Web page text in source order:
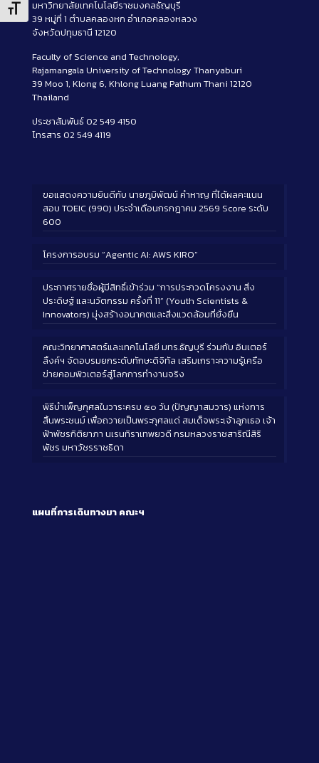
Toggle Font size
มหาวิทยาลัยเทคโนโลยีราชมงคลธัญบุรี
39 หมู่ที่ 1 ตำบลคลองหก อำเภอคลองหลวง
จังหวัดปทุมธานี 12120
Faculty of Science and Technology,
Rajamangala University of Technology Thanyaburi
39 Moo 1, Klong 6, Khlong Luang Pathum Thani 12120
Thailand
ประชาสัมพันธ์ 02 549 4150
โทรสาร 02 549 4119
ขอแสดงความยินดีกับ นายภูมิพัฒน์ คำหาญ ที่ได้ผลคะแนน
สอบ TOEIC (990) ประจำเดือนกรกฎาคม 2569 Score ระดับ
600
โครงการอบรม “Agentic AI: AWS KIRO”
ประกาศรายชื่อผู้มีสิทธิ์เข้าร่วม “การประกวดโครงงาน สิ่ง
ประดิษฐ์ และนวัตกรรม ครั้งที่ 11” (Youth Scientists &
Innovators) มุ่งสร้างอนาคตและสิ่งแวดล้อมที่ยั่งยืน
คณะวิทยาศาสตร์และเทคโนโลยี มทร.ธัญบุรี ร่วมกับ อินเตอร์
ลิ้งค์ฯ จัดอบรมยกระดับทักษะดิจิทัล เสริมเกราะความรู้เครือ
ข่ายคอมพิวเตอร์สู่โลกการทำงานจริง
พิธีบำเพ็ญกุศลในวาระครบ ๕๐ วัน (ปัญญาสมวาร) แห่งการ
สิ้นพระชนม์ เพื่อถวายเป็นพระกุศลแด่ สมเด็จพระเจ้าลูกเธอ เจ้า
ฟ้าพัชรกิติยาภา นเรนทิราเทพยวดี กรมหลวงราชสาริณีสิริ
พัชร มหาวัชรราชธิดา
แผนที่การเดินทางมา คณะฯ